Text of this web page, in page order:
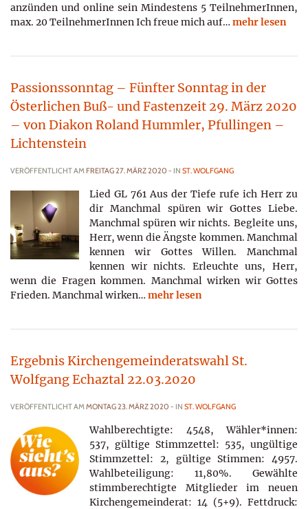
anzünden und online sein Mindestens 5 TeilnehmerInnen,
max. 20 TeilnehmerInnen Ich freue mich auf… mehr lesen
Passionssonntag – Fünfter Sonntag in der
Österlichen Buß- und Fastenzeit 29. März 2020
– von Diakon Roland Hummler, Pfullingen –
Lichtenstein
VERÖFFENTLICHT AM FREITAG 27. MÄRZ 2020 - IN ST. WOLFGANG
Lied GL 761 Aus der Tiefe rufe ich Herr zu
dir Manchmal spüren wir Gottes Liebe.
Manchmal spüren wir nichts. Begleite uns,
Herr, wenn die Ängste kommen. Manchmal
kennen wir Gottes Willen. Manchmal
kennen wir nichts. Erleuchte uns, Herr,
wenn die Fragen kommen. Manchmal wirken wir Gottes
Frieden. Manchmal wirken… mehr lesen
Ergebnis Kirchengemeinderatswahl St.
Wolfgang Echaztal 22.03.2020
VERÖFFENTLICHT AMMONTAG 23. MÄRZ 2020 - IN ST. WOLFGANG
Wahlberechtigte: 4548, Wähler*innen:
537, gültige Stimmzettel: 535, ungültige
Stimmzettel: 2, gültige Stimmen: 4957.
Wahlbeteiligung: 11,80%. Gewählte
stimmberechtigte Mitglieder im neuen
Kirchengemeinderat: 14 (5+9). Fettdruck: